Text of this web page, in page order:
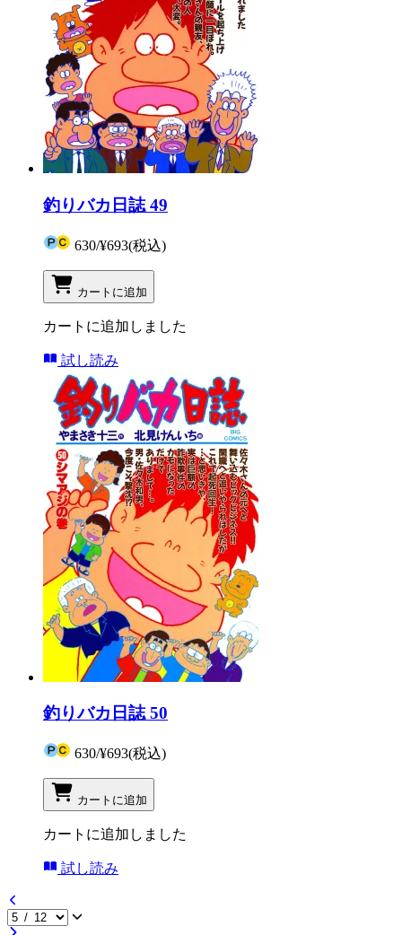
釣りバカ日誌 49
630/¥693(税込)
カートに追加
カートに追加しました
試し読み
釣りバカ日誌 50
630/¥693(税込)
カートに追加
カートに追加しました
試し読み